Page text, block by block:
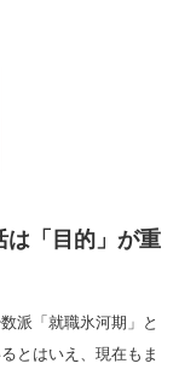
は「目的」が重
派「就職氷河期」と
とはいえ、現在もま